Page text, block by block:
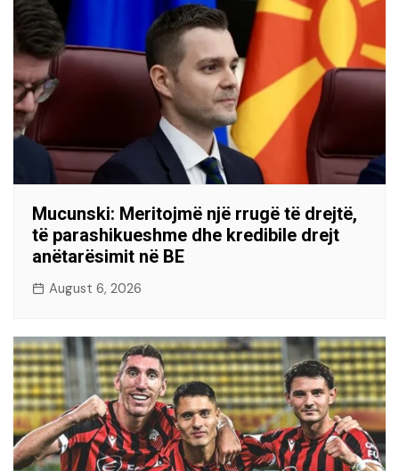
Mucunski: Meritojmë një rrugë të drejtë,
të parashikueshme dhe kredibile drejt
anëtarësimit në BE
August 6, 2026